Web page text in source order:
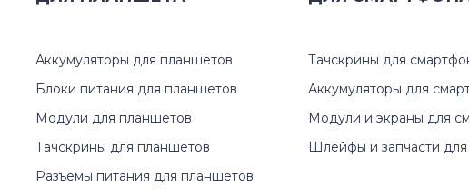
Inspiron 13
Inspiron 14R
Аккумуляторы для планшетов
Блоки питания для планшетов
Модули для планшетов
Тачскрины для планшетов
Разъемы питания для планшетов
Тачскрины для
Аккумуляторы для
Модули и экраны для
Шлейфы и запчасти